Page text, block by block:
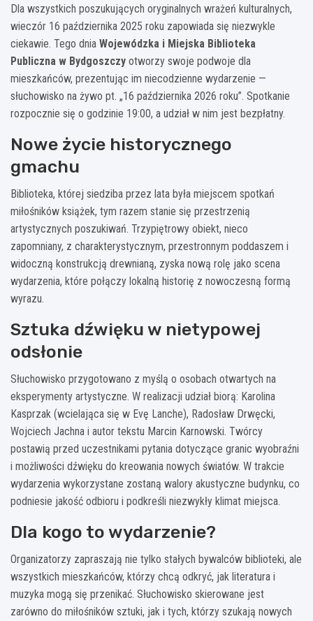
Dla wszystkich poszukujących oryginalnych wrażeń kulturalnych,
wieczór 16 października 2025 roku zapowiada się niezwykle
ciekawie. Tego dnia Wojewódzka i Miejska Biblioteka
Publiczna w Bydgoszczy otworzy swoje podwoje dla
mieszkańców, prezentując im niecodzienne wydarzenie —
słuchowisko na żywo pt. „16 października 2026 roku”. Spotkanie
rozpocznie się o godzinie 19:00, a udział w nim jest bezpłatny.
Nowe życie historycznego
gmachu
Biblioteka, której siedziba przez lata była miejscem spotkań
miłośników książek, tym razem stanie się przestrzenią
artystycznych poszukiwań. Trzypiętrowy obiekt, nieco
zapomniany, z charakterystycznym, przestronnym poddaszem i
widoczną konstrukcją drewnianą, zyska nową rolę jako scena
wydarzenia, które połączy lokalną historię z nowoczesną formą
wyrazu.
Sztuka dźwięku w nietypowej
odsłonie
Słuchowisko przygotowano z myślą o osobach otwartych na
eksperymenty artystyczne. W realizacji udział biorą: Karolina
Kasprzak (wcielająca się w Evę Lanche), Radosław Drwęcki,
Wojciech Jachna i autor tekstu Marcin Karnowski. Twórcy
postawią przed uczestnikami pytania dotyczące granic wyobraźni
i możliwości dźwięku do kreowania nowych światów. W trakcie
wydarzenia wykorzystane zostaną walory akustyczne budynku, co
podniesie jakość odbioru i podkreśli niezwykły klimat miejsca.
Dla kogo to wydarzenie?
Organizatorzy zapraszają nie tylko stałych bywalców biblioteki, ale
wszystkich mieszkańców, którzy chcą odkryć, jak literatura i
muzyka mogą się przenikać. Słuchowisko skierowane jest
zarówno do miłośników sztuki, jak i tych, którzy szukają nowych